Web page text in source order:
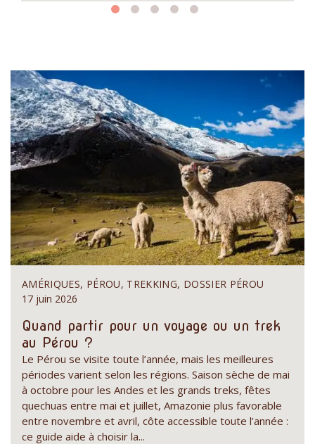
AMÉRIQUES, PÉROU, TREKKING, DOSSIER PÉROU
17 juin 2026
Quand partir pour un voyage ou un trek
au Pérou ?
Le Pérou se visite toute l’année, mais les meilleures
périodes varient selon les régions. Saison sèche de mai
à octobre pour les Andes et les grands treks, fêtes
quechuas entre mai et juillet, Amazonie plus favorable
entre novembre et avril, côte accessible toute l’année :
ce guide aide à choisir la...